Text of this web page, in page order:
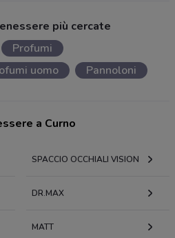
più cercate
Profumi
uomo Pannoloni
a Curno
SPACCIO OCCHIALI VISION
DR.MAX
MATT